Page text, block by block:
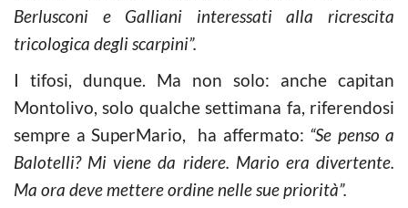
Berlusconi e Galliani interessati alla ricrescita
tricologica degli scarpini”.
I tifosi, dunque. Ma non solo: anche capitan
Montolivo, solo qualche settimana fa, riferendosi
sempre a SuperMario, ha affermato: “Se penso a
Balotelli? Mi viene da ridere. Mario era divertente.
Ma ora deve mettere ordine nelle sue priorità”.